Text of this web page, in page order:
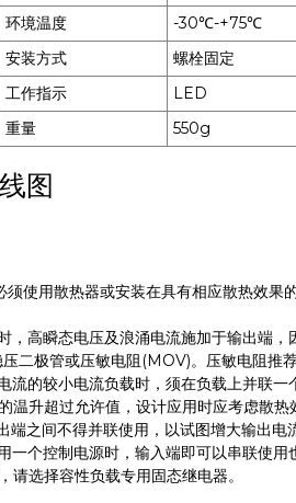
环境温度
-30℃-+75℃
安装方式
螺栓固定
工作指示
LED
重量
550g
图
须使用散热器或安装在具有相应散热效
，高瞬态电压及浪涌电流施加于输出端
二极管或压敏电阻(MOV)。压敏电阻推
流的较小电流负载时，须在负载上并联
温升超过允许值，设计应用时应考虑散
端之间不得并联使用，以试图增大输出电
一个控制电源时，输入端即可以串联使用
请选择容性负载专用固态继电器。